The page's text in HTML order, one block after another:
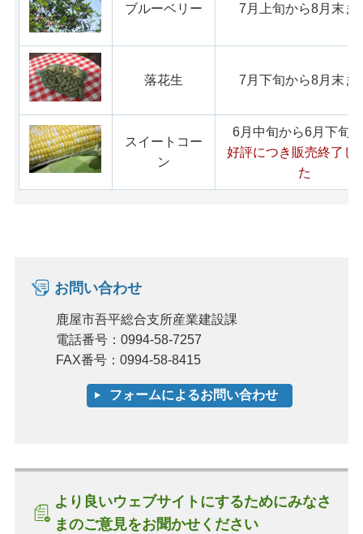
ブルーベリー 7月上旬から8月末ま
落花生 7月下旬から8月末ま
スイートコー
ン
6月中旬から6月下旬
好評につき販売終了し
た
お問い合わせ
鹿屋市吾平総合支所産業建設課
電話番号：0994-58-7257
FAX番号：0994-58-8415
より良いウェブサイトにするためにみなさ
まのご意見をお聞かせください